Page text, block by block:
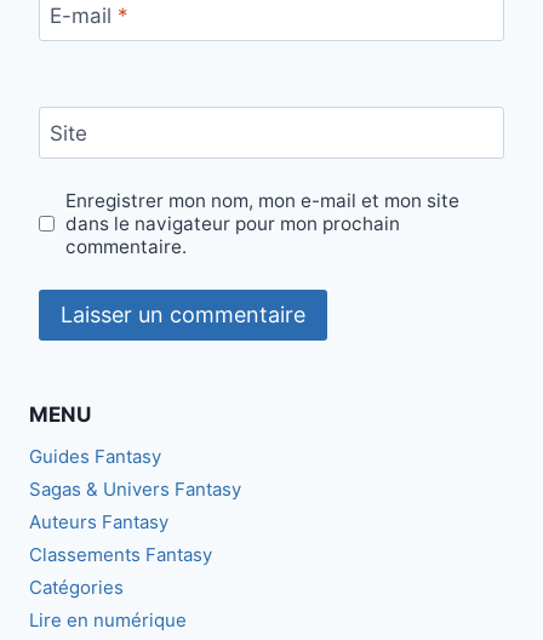
E-mail *
Site
Enregistrer mon nom, mon e-mail et mon site
dans le navigateur pour mon prochain
commentaire.
MENU
Guides Fantasy
Sagas & Univers Fantasy
Auteurs Fantasy
Classements Fantasy
Catégories
Lire en numérique